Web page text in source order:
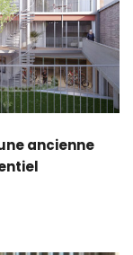
ancienne